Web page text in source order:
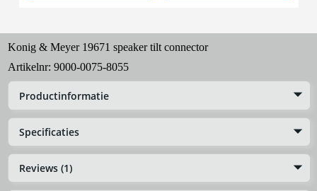
Konig & Meyer 19671 speaker tilt connector
Artikelnr: 9000-0075-8055
Productinformatie
Specificaties
Reviews (1)